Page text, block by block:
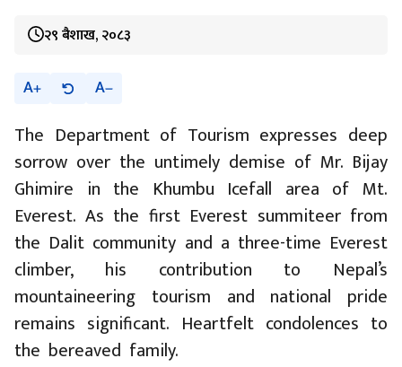
२९ बैशाख, २०८३
A A
The Department of Tourism expresses deep
sorrow over the untimely demise of Mr. Bijay
Ghimire in the Khumbu Icefall area of Mt.
Everest. As the first Everest summiteer from
the Dalit community and a three-time Everest
climber, his contribution to Nepal’s
mountaineering tourism and national pride
remains significant. Heartfelt condolences to
the bereaved family.